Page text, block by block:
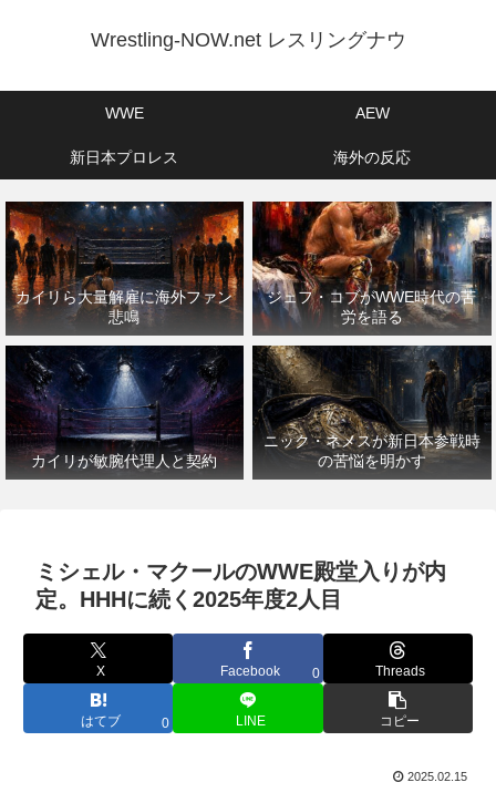
Wrestling-NOW.net レスリングナウ
WWE AEW
新日本プロレス 海外の反応
カイリら大量解雇に海外ファン
悲鳴
ジェフ・コブがWWE時代の苦
労を語る
カイリが敏腕代理人と契約
ニック・ネメスが新日本参戦時
の苦悩を明かす
ミシェル・マクールのWWE殿堂入りが内
定。HHHに続く2025年度2人目
X Facebook 0 Threads
はてブ 0 LINE コピー
2025.02.15